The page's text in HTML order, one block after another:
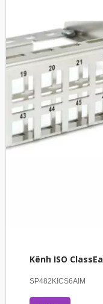
Kênh ISO ClassEa
SP482KICS6AIM